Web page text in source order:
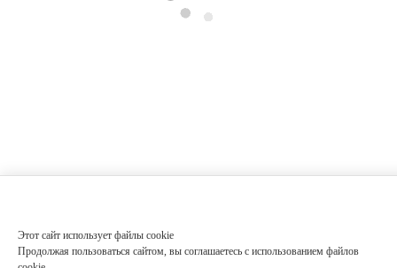
Этот сайт использует файлы cookie
Продолжая пользоваться сайтом, вы соглашаетесь с использованием файлов